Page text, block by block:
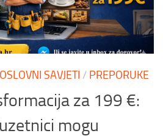
SAVJETI / PREPORUKE
za 199 €:
mogu